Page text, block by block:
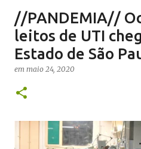
SAÚDE SERRA NEGRA
VIVA! SERRA NEGRA NO AR
0
//PANDEMIA//
leitos de UTI
Estado de São
em maio 24, 2020